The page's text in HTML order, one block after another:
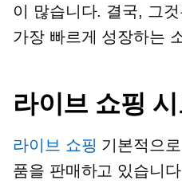
이 많습니다. 결국, 그것
가장 빠르게 성장하는
라이브 쇼핑
라이브 쇼핑 기본적으
품을 판매하고 있습니